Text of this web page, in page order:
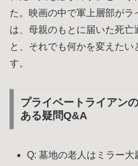
た。映画の中で軍上層部がラ
は、母親のもとに届いた死
と、それでも何かを変えたい
す。
プライベートライアン
ある疑問Q&A
Q: 墓地の老人はミラー